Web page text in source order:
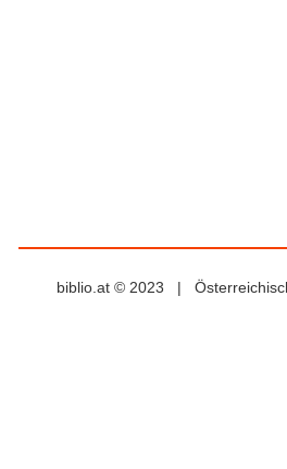
biblio.at © 2023 |